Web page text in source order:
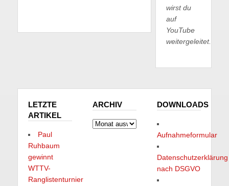
wirst du
auf
YouTube
weitergeleitet.
LETZTE
ARTIKEL
Paul
Ruhbaum
gewinnt
WTTV-
Ranglistenturnier
ARCHIV
Archiv
DOWNLOADS
Aufnahmeformular
Datenschutzerklärung
nach DSGVO